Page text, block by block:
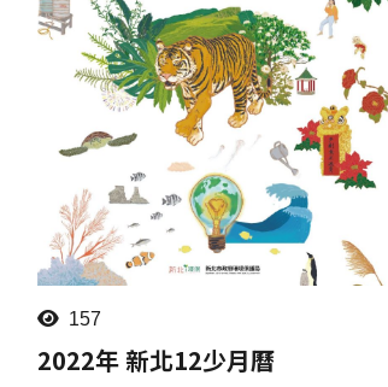
157
2022年 新北12少月曆